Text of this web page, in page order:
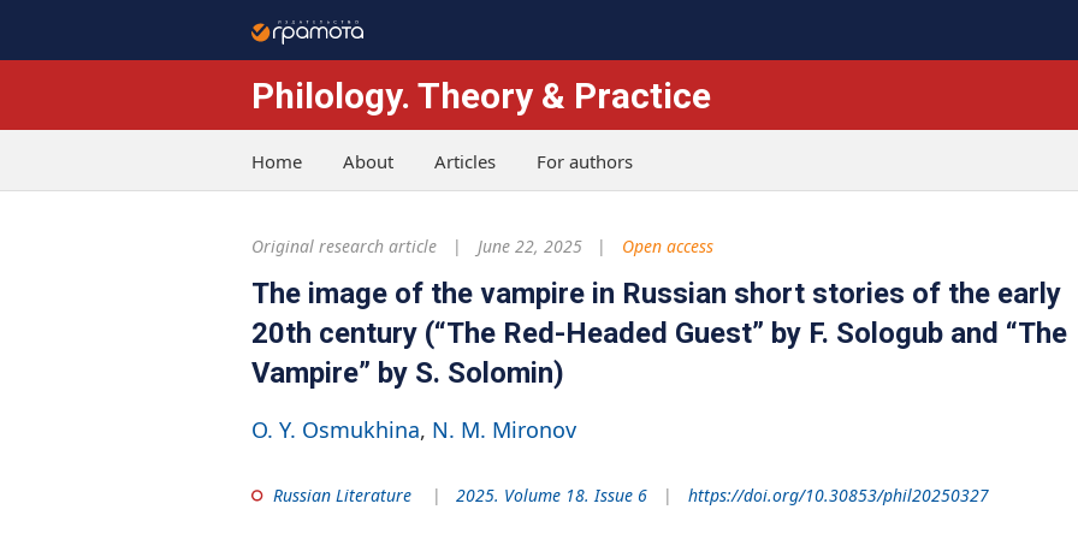
Philology. Theory & Practice
Home About Articles For authors
Original research article June 22, 2025 Open access
The image of the vampire in Russian short stories of the early
20th century (“The Red-Headed Guest” by F. Sologub and “The
Vampire” by S. Solomin)
O. Y. Osmukhina N. M. Mironov
Russian Literature 2025. Volume 18. Issue 6 https://doi.org/10.30853/phil20250327